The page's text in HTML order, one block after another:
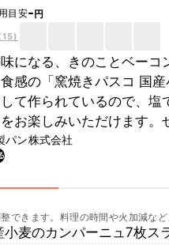
目安-円
15)
になる、きのことベーコ
感の「窯焼きパスコ 国
て作られているので、塩
お楽しみいただけます。
パン株式会社
できます。料理の時間や火加減な
麦のカンパーニュ7枚ス